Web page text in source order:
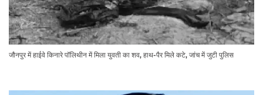
जौनपुर में हाईवे किनारे पॉलिथीन में मिला युवती का शव, हाथ-पैर मिले कटे, जांच में जुटी पुलिस